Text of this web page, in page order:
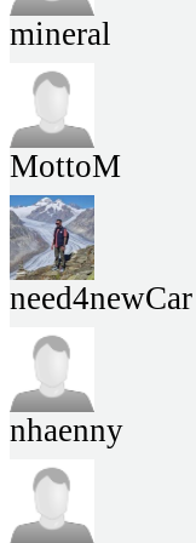
mineral
MottoM
need4newCar
nhaenny